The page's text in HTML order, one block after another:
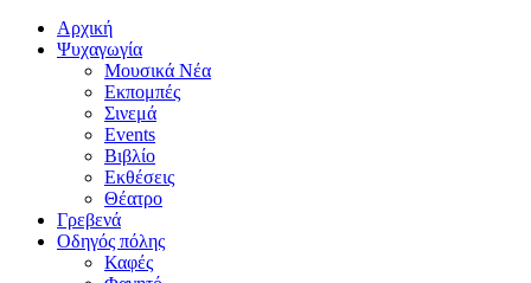
Αρχική
Ψυχαγωγία
Μουσικά Νέα
Εκπομπές
Σινεμά
Events
Βιβλίο
Εκθέσεις
Θέατρο
Γρεβενά
Οδηγός πόλης
Καφές